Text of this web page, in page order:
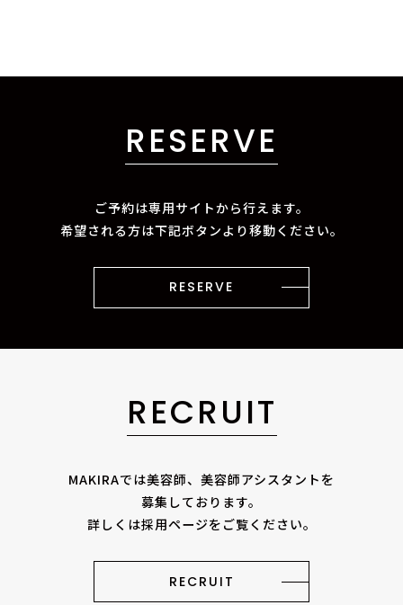
RESERVE
ご予約は専用サイトから行えます。
希望される方は下記ボタンより移動ください。
RESERVE
RECRUIT
MAKIRAでは美容師、美容師アシスタントを
募集しております。
詳しくは採用ページをご覧ください。
RECRUIT